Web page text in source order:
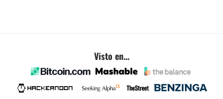
Visto en...